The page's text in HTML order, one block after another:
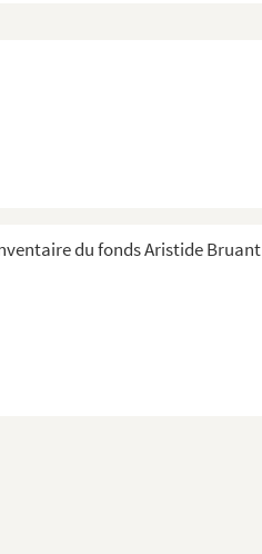
du fonds Aristide Bruant